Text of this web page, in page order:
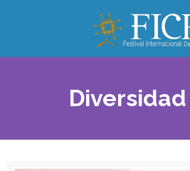
Diversidad